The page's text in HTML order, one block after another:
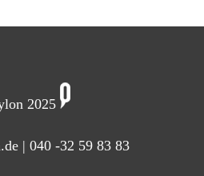
2025
| 040 -32 59 83 83